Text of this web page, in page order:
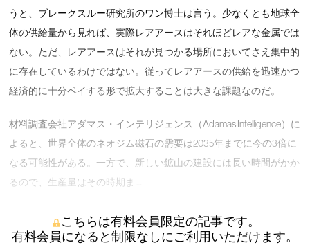
うと、ブレークスルー研究所のワン博士は言う。少なくとも地球全
体の供給量から見れば、実際レアアースはそれほどレアな金属では
ない。ただ、レアアースはそれが見つかる場所においてさえ集中的
に存在しているわけではない。従ってレアアースの供給を迅速かつ
経済的に十分ペイする形で拡大することは大きな課題なのだ。
材料調査会社アダマス・インテリジェンス（Adamas Intelligence）に
よると、世界全体のネオジム磁石の需要は2035年までに今の3倍に
なる可能性がある。一方で、新しい鉱山の建設には長い時間がかか
るので、生産量はその時期ま …
こちらは有料会員限定の記事です。
有料会員になると制限なしにご利用いただけます。